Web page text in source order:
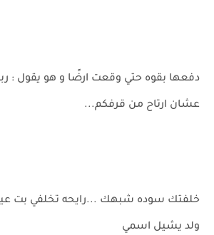
دفعها بقوه حتي وقعت ارضًا و هو يقول :
عشان ارتاح من قرفكم...
خلفتك سوده شبهك ...رايحه تخلفي بت
ولد يشيل اسمي